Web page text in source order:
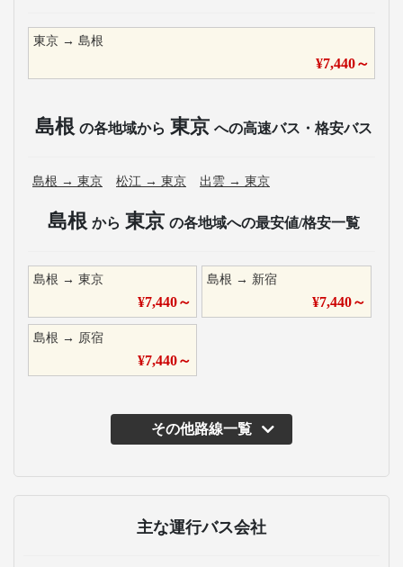
東京 → 島根
¥7,440～
島根 の各地域から 東京 への高速バス・格安バス
島根 → 東京 松江 → 東京 出雲 → 東京
島根 から 東京 の各地域への最安値/格安一覧
島根 → 東京
¥7,440～
島根 → 新宿
¥7,440～
島根 → 原宿
¥7,440～
その他路線一覧
主な運行バス会社